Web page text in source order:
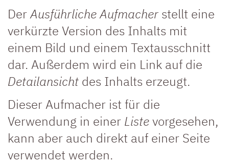
DerAusführliche Aufmacher stellt eine
verkürzte Version des Inhalts mit
einem Bild und einem Textausschnitt
dar. Außerdem wird ein Link auf die
Detailansicht des Inhalts erzeugt.
Dieser Aufmacher ist für die
Verwendung in einer Listevorgesehen,
kann aber auch direkt auf einer Seite
verwendet werden.